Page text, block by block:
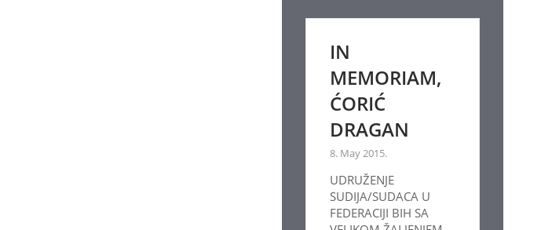
IN
MEMORIAM,
ĆORIĆ
DRAGAN
8. May 2015.
UDRUŽENJE
SUDIJA/SUDACA U
FEDERACIJI BIH SA